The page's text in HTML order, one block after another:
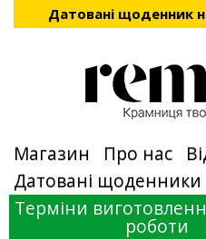
Датовані щоденник
Магазин Про нас
Датовані щоденники
Терміни
роботи